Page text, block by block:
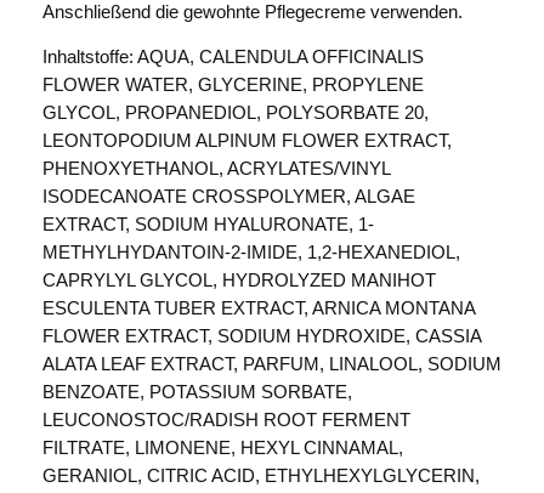
Anschließend die gewohnte Pflegecreme verwenden.
Inhaltstoffe: AQUA, CALENDULA OFFICINALIS
FLOWER WATER, GLYCERINE, PROPYLENE
GLYCOL, PROPANEDIOL, POLYSORBATE 20,
LEONTOPODIUM ALPINUM FLOWER EXTRACT,
PHENOXYETHANOL, ACRYLATES/VINYL
ISODECANOATE CROSSPOLYMER, ALGAE
EXTRACT, SODIUM HYALURONATE, 1-
METHYLHYDANTOIN-2-IMIDE, 1,2-HEXANEDIOL,
CAPRYLYL GLYCOL, HYDROLYZED MANIHOT
ESCULENTA TUBER EXTRACT, ARNICA MONTANA
FLOWER EXTRACT, SODIUM HYDROXIDE, CASSIA
ALATA LEAF EXTRACT, PARFUM, LINALOOL, SODIUM
BENZOATE, POTASSIUM SORBATE,
LEUCONOSTOC/RADISH ROOT FERMENT
FILTRATE, LIMONENE, HEXYL CINNAMAL,
GERANIOL, CITRIC ACID, ETHYLHEXYLGLYCERIN,